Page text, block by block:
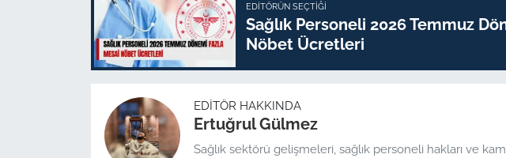
EDITÖRÜN SEÇTIĞI
Sağlık Personeli 2026 Temmuz
Nöbet Ücretleri
EDITÖR HAKKINDA
Ertuğrul Gülmez
Sağlık sektörü gelişmeleri, sağlık personeli hakları ve